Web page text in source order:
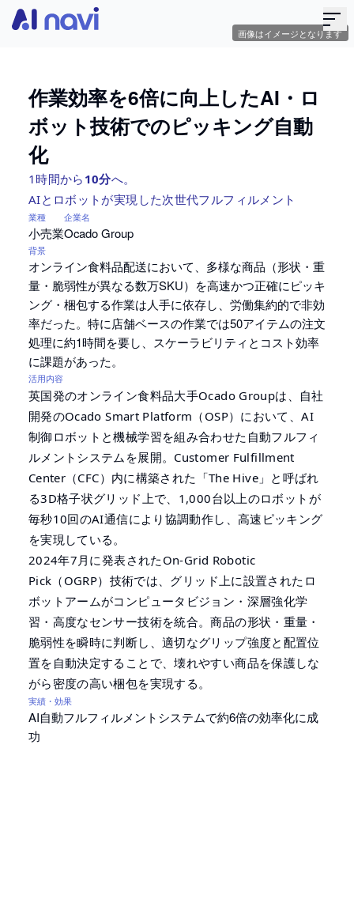
画像はイメージとなります
作業効率を6倍に向上したAI・ロ
ボット技術でのピッキング自動
化
1時間から 10分へ。
AIとロボットが実現した次世代フルフィルメント
業種
小売業
企業名
Ocado Group
背景
オンライン食料品配送において、多様な商品（形状・重
量・脆弱性が異なる数万SKU）を高速かつ正確にピッキ
ング・梱包する作業は人手に依存し、労働集約的で非効
率だった。特に店舗ベースの作業では50アイテムの注文
処理に約1時間を要し、スケーラビリティとコスト効率
に課題があった。
活用内容
英国発のオンライン食料品大手Ocado Groupは、自社
開発のOcado Smart Platform（OSP）において、AI
制御ロボットと機械学習を組み合わせた自動フルフィ
ルメントシステムを展開。Customer Fulfillment
Center（CFC）内に構築された「The Hive」と呼ばれ
る3D格子状グリッド上で、1,000台以上のロボットが
毎秒10回のAI通信により協調動作し、高速ピッキング
を実現している。
2024年7月に発表されたOn-Grid Robotic
Pick（OGRP）技術では、グリッド上に設置されたロ
ボットアームがコンピュータビジョン・深層強化学
習・高度なセンサー技術を統合。商品の形状・重量・
脆弱性を瞬時に判断し、適切なグリップ強度と配置位
置を自動決定することで、壊れやすい商品を保護しな
がら密度の高い梱包を実現する。
実績・効果
AI自動フルフィルメントシステムで約6倍の効率化に成
功